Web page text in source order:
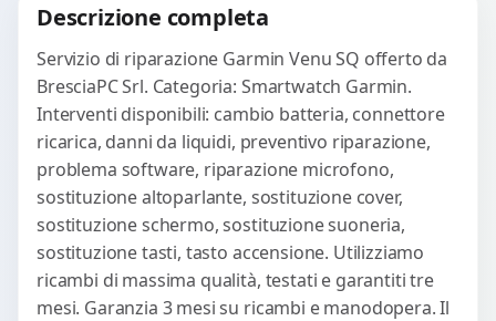
Descrizione completa
Servizio di riparazione Garmin Venu SQ offerto da
BresciaPC Srl. Categoria: Smartwatch Garmin.
Interventi disponibili: cambio batteria, connettore
ricarica, danni da liquidi, preventivo riparazione,
problema software, riparazione microfono,
sostituzione altoparlante, sostituzione cover,
sostituzione schermo, sostituzione suoneria,
sostituzione tasti, tasto accensione. Utilizziamo
ricambi di massima qualità, testati e garantiti tre
mesi. Garanzia 3 mesi su ricambi e manodopera. Il